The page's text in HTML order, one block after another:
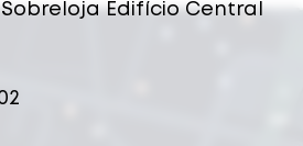
Sobreloja Edifício Central